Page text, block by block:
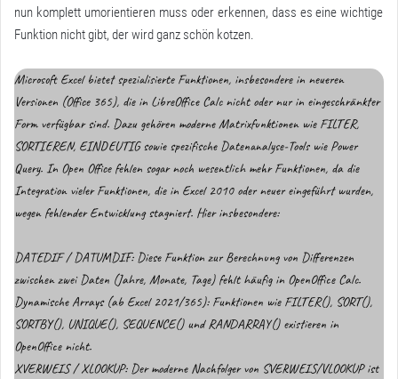
nun komplett umorientieren muss oder erkennen, dass es eine wichtige
Funktion nicht gibt, der wird ganz schön kotzen.
Microsoft Excel bietet spezialisierte Funktionen, insbesondere in neueren
Versionen (Office 365), die in LibreOffice Calc nicht oder nur in eingeschränkter
Form verfügbar sind. Dazu gehören moderne Matrixfunktionen wie FILTER,
SORTIEREN, EINDEUTIG sowie spezifische Datenanalyse-Tools wie Power
Query. In Open Office fehlen sogar noch wesentlich mehr Funktionen, da die
Integration vieler Funktionen, die in Excel 2010 oder neuer eingeführt wurden,
wegen fehlender Entwicklung stagniert. Hier insbesondere:
DATEDIF / DATUMDIF: Diese Funktion zur Berechnung von Differenzen
zwischen zwei Daten (Jahre, Monate, Tage) fehlt häufig in OpenOffice Calc.
Dynamische Arrays (ab Excel 2021/365): Funktionen wie FILTER(), SORT(),
SORTBY(), UNIQUE(), SEQUENCE() und RANDARRAY() existieren in
OpenOffice nicht.
XVERWEIS / XLOOKUP: Der moderne Nachfolger von SVERWEIS/VLOOKUP ist